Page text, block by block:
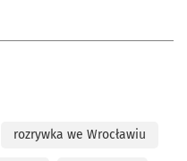
rozrywka we Wrocławiu